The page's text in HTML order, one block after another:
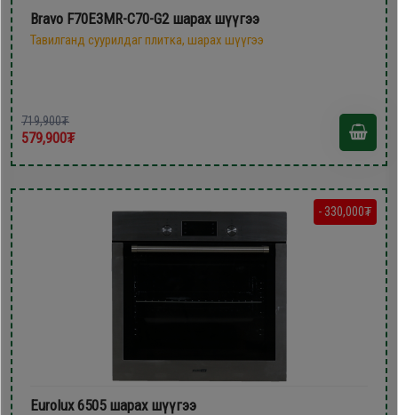
Bravo F70E3MR-C70-G2 шарах шүүгээ
Тавилганд суурилдаг плитка, шарах шүүгээ
719,900₮
579,900₮
- 330,000₮
Eurolux 6505 шарах шүүгээ